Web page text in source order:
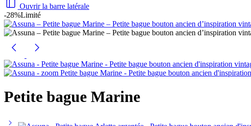
Ouvrir la barre latérale
-28%Limité
Petite bague Marine